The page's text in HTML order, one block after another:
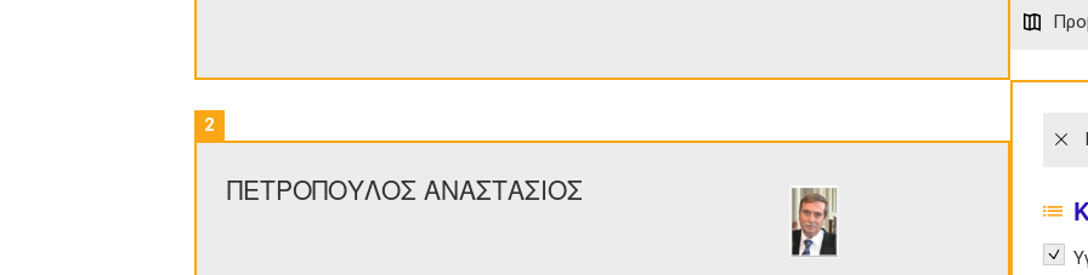
2
ΠΕΤΡΟΠΟΥΛΟΣ ΑΝΑΣΤΑΣΙΟΣ